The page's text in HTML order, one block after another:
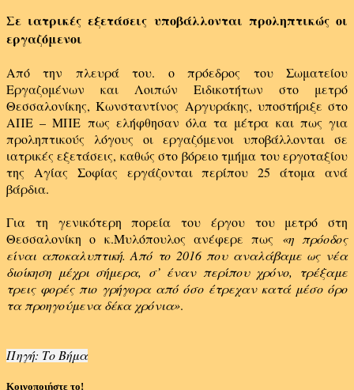
Σε ιατρικές εξετάσεις υποβάλλονται προληπτικώς οι
εργαζόμενοι
Από την πλευρά του. ο πρόεδρος του Σωματείου
Εργαζομένων και Λοιπών Ειδικοτήτων στο μετρό
Θεσσαλονίκης, Κωνσταντίνος Αργυράκης, υποστήριξε στο
ΑΠΕ – ΜΠΕ πως ελήφθησαν όλα τα μέτρα και πως για
προληπτικούς λόγους οι εργαζόμενοι υποβάλλονται σε
ιατρικές εξετάσεις, καθώς στο βόρειο τμήμα του εργοταξίου
της Αγίας Σοφίας εργάζονται περίπου 25 άτομα ανά
βάρδια.
Για τη γενικότερη πορεία του έργου του μετρό στη
Θεσσαλονίκη ο κ.Μυλόπουλος ανέφερε πως «η πρόοδος
είναι αποκαλυπτική. Από το 2016 που αναλάβαμε ως νέα
διοίκηση μέχρι σήμερα, σ’ έναν περίπου χρόνο, τρέξαμε
τρεις φορές πιο γρήγορα από όσο έτρεχαν κατά μέσο όρο
τα προηγούμενα δέκα χρόνια».
Πηγή: Το Βήμα
Κοινοποιήστε το!